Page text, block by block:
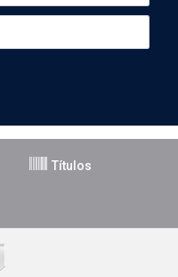
Títulos